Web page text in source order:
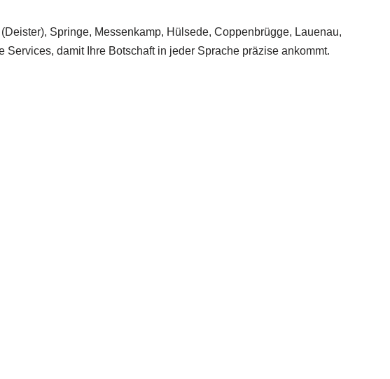
Springe, Messenkamp, Hülsede, Coppenbrügge, Lauenau,
damit Ihre Botschaft in jeder Sprache präzise ankommt.